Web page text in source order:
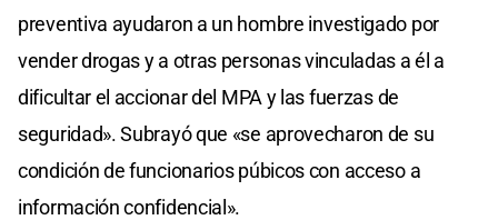
preventiva ayudaron a un hombre investigado por
vender drogas y a otras personas vinculadas a él a
dificultar el accionar del MPA y las fuerzas de
seguridad». Subrayó que «se aprovecharon de su
condición de funcionarios púbicos con acceso a
información confidencial».